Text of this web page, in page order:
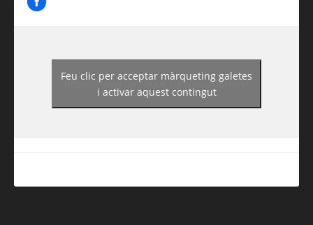
https://www.facebook.com/guiadereus/
Feu clic per acceptar màrqueting galetes
i activar aquest contingut